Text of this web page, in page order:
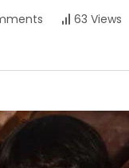
63 Views